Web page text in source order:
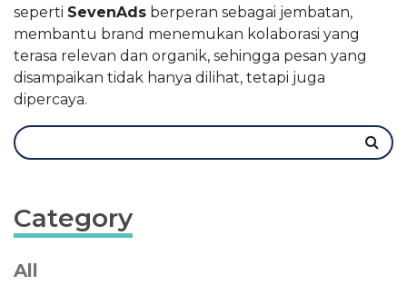
seperti SevenAds berperan sebagai jembatan,
membantu brand menemukan kolaborasi yang
terasa relevan dan organik, sehingga pesan yang
disampaikan tidak hanya dilihat, tetapi juga
dipercaya.
Category
All